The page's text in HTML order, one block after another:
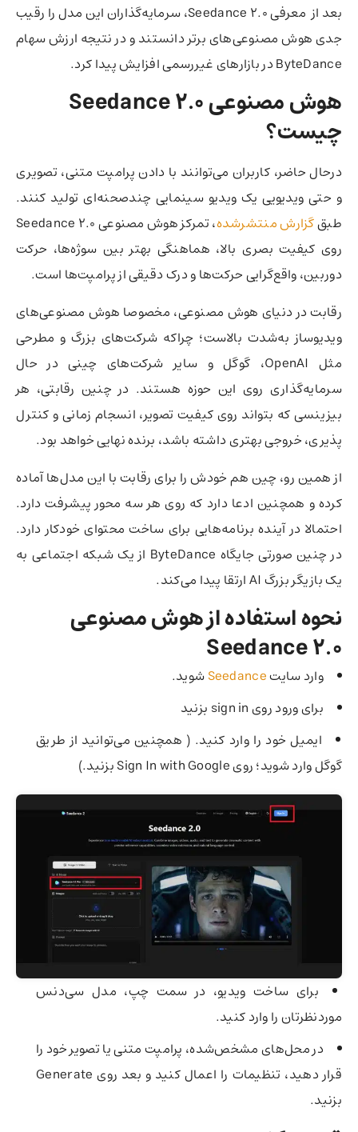
بعد از معرفی Seedance 2.0، سرمایه‌گذاران این مدل را رقیب
جدی هوش مصنوعی‌های برتر دانستند و در نتیجه ارزش سهام
ByteDance در بازارهای غیررسمی افزایش پیدا کرد.
هوش مصنوعی Seedance 2.0
چیست؟
درحال حاضر، کاربران می‌توانند با دادن پرامپت متنی، تصویری
و حتی ویدیویی یک ویدیو سینمایی چندصحنه‌ای تولید کنند.
طبقگزارش منتشرشده
، تمرکز هوش مصنوعی Seedance 2.0
روی کیفیت بصری بالا، هماهنگی بهتر بین سوژه‌ها، حرکت
دوربین، واقع‌گرایی حرکت‌ها و درک دقیقی از پرامپت‌ها است.
رقابت در دنیای هوش مصنوعی، مخصوصا هوش مصنوعی‌های
ویدیوساز به‌شدت بالاست؛ چراکه شرکت‌های بزرگ و مطرحی
مثل OpenAI، گوگل و سایر شرکت‌های چینی در حال
سرمایه‌گذاری روی این حوزه هستند. در چنین رقابتی، هر
بیزینسی که بتواند روی کیفیت تصویر، انسجام زمانی و کنترل
پذیری، خروجی بهتری داشته باشد، برنده نهایی خواهد بود.
از همین رو، چین هم خودش را برای رقابت با این مدل‌ها آماده
کرده و همچنین ادعا دارد که روی هر سه محور پیشرفت دارد.
احتمالا در آینده برنامه‌هایی برای ساخت محتوای خودکار دارد.
در چنین صورتی جایگاه ByteDance از یک شبکه اجتماعی به
یک بازیگر بزرگ AI ارتقا پیدا می‌کند.
نحوه استفاده از هوش مصنوعی
Seedance 2.0
وارد سایتSeedanceشوید.
برای ورود روی sign in بزنید
ایمیل خود را وارد کنید. ( همچنین می‌توانید از طریق
گوگل وارد شوید؛ روی Sign In with Google بزنید.)
برای ساخت ویدیو، در سمت چپ، مدل سی‌دنس
موردنظرتان را وارد کنید.
در محل‌های مشخص‌شده، پرامپت متنی یا تصویر خود را
قرار دهید، تنظیمات را اعمال کنید و بعد روی Generate
بزنید.